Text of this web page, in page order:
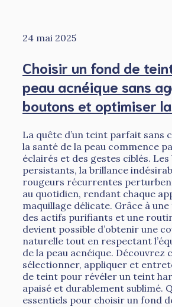
24 mai 2025
Choisir un fond de
peau acnéique sans
boutons et optimiser
La quête d’un teint parfait sans
la santé de la peau commence
éclairés et des gestes ciblés.
persistants, la brillance
rougeurs récurrentes
au quotidien, rendant chaque
maquillage délicate. Grâce à
des actifs purifiants et une
devient possible d’obtenir une
naturelle tout en respectant
de la peau acnéique. Découvrez
sélectionner, appliquer et
de teint pour révéler un teint
apaisé et durablement sublimé.
essentiels pour choisir un fond